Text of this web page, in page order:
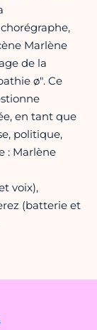
Marlène
de la
ø". Ce
en tant que
politique,
: Marlène
voix),
(batterie et